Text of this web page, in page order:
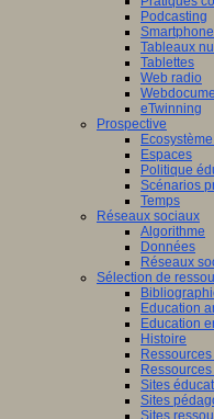
Podcasting
Tableaux
Tablettes
Web radio
eTwinning
Prospective
Espaces
Politique
Scénarios
Temps
Réseaux sociaux
Algorithme
Données
Réseaux
Sélection de
Education
Education
Histoire
Sites
Sites
Sites